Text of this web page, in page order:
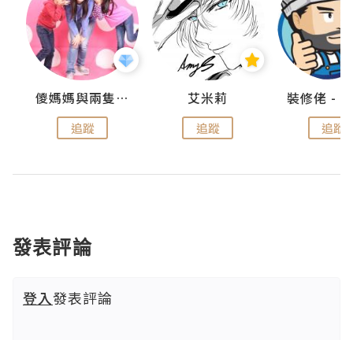
儍媽媽與兩隻小魔怪之家
追蹤
艾米莉
追蹤 追蹤
發表評論
登入發表評論